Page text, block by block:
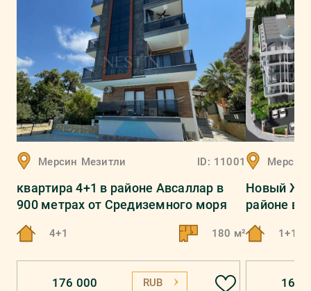
Мерсин Мезитли ID: 11001
квартира 4+1 в районе Авсаллар в
900 метрах от Средиземного моря
4+1 180 м²
176 000 RUB
Мерсин
Новый ЖК
районе
1+1,
165